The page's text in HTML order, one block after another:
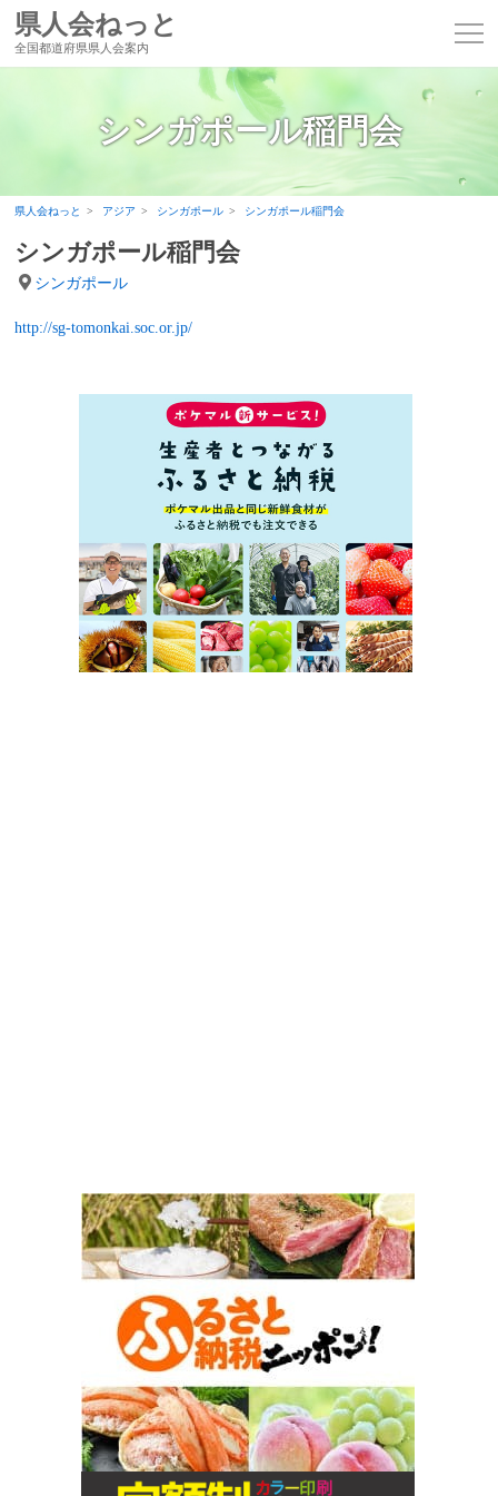
県人会ねっと
全国都道府県県人会案内
シンガポール稲門会
県人会ねっと アジア シンガポール シンガポール稲門会
シンガポール稲門会
シンガポール
http://sg-tomonkai.soc.or.jp/